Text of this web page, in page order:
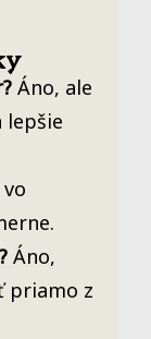
Áno, ale
lepšie
Áno,
priamo z